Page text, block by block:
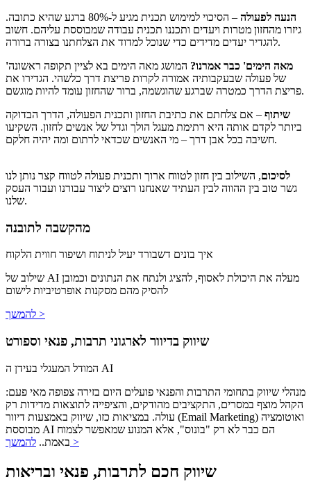
הנעה לפעולה
– הסיכוי למימוש תכנית מגיע ל-80% ברגע שהיא כתובה.
גיזרו מהחזון מטרות ויעדים ותכננו תכנית עבודה שמבוססת עליהם. חשוב
להגדיר יעדים מדידים כדי שנוכל למדוד את הצלחתנו בצורה ברורה.
'מאה הימים' כבר אמרנו? המושג מאה הימים בא לציין תקופה ראשונה
של פעולה שבעקבותיה אמורה לקרות פריצת דרך כלשהי. הגדירו את
פריצת הדרך כמטרה שברגע שהוגשמה, ברור שהחזון עומד להיות מוגשם.
שיתוף – אם צלחתם את כתיבת החזון ותכנית הפעולה, הדרך הבדוקה
ביותר לקדם אותה היא רתימת מעגל הולך וגדל של אנשים לחזון. השקיעו
חשיבה בכל אבן דרך – מי האנשים שכדאי לרתום ומה יהיה חלקם.
לסיכום, השילוב בין חזון לטווח ארוך ותכנית פעולה לטווח קצר נותן לנו
גשר טוב בין ההווה לבין העתיד שאנחנו רוצים ליצור עבורנו ועבור העסק
שלנו.
מהקשבה לתובנה
איך בונים דשבורד יעיל לניתוח ושיפור חווית הלקוח
שילוב של AI מעלה את היכולת לאסוף, להציג ולנתח את הנתונים וכמובן
להסיק מהם מסקנות אופרטיביות לישום
להמשך >
שיווק בדיוור לארגוני תרבות, פנאי וספורט
המודל המעגלי בעידן ה AI
מנהלי שיווק בתחומי התרבות והפנאי פועלים היום בזירה צפופה מאי פעם:
הקהל מוצף במסרים, התקציבים מהודקים, והציפייה לתוצאות מדידות רק
עולה. במציאות כזו, שיווק באמצעות דיוור (Email Marketing) ואוטומציה
מבוססת AI הם כבר לא רק "בונוס", אלא המנוע שמאפשר לצמוח
באמת.. להמשך >
שיווק חכם לתרבות, פנאי ובריאות